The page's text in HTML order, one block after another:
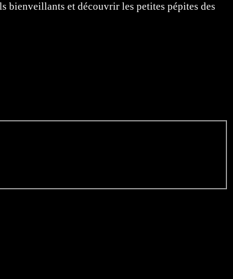
bienveillants et découvrir les petites pépites des